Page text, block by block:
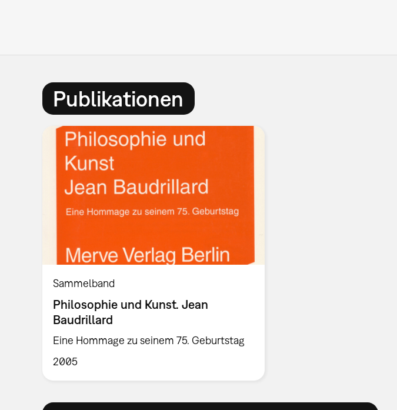
Publikationen
Sammelband
Philosophie und Kunst. Jean
Baudrillard
Eine Hommage zu seinem 75. Geburtstag
2005